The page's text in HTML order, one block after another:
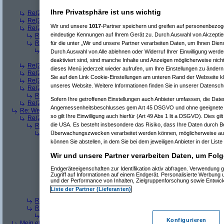
Re(2): Welches ETWAS hab ihr bekommen..(q.e.d.
Re(2): Welches ETWAS hab ihr bekommen..
Re(2): Welches ETWAS hab ihr bekommen.. (bart99am 23.12.2008,
Re(3): Welches ETWAS hab ihr bekommen..(playazam 23.12.2008,
Re(3): Welches ETWAS hab ihr bekommen..(monster23am
Re(4): Welches ETWAS hab ihr bekommen..(bart99am
Re(5): Welches ETWAS hab ihr bekommen..(monster23am
Re(2): Welches ETWAS hab ihr bekommen..
female
am 23.12.2008,
Re(2): Welches ETWAS hab ihr bekommen..
am
Re(2): Welches ETWAS hab ihr bekommen..(playaz am 23.12.2008,
Re(2): Welches ETWAS hab ihr bekommen.. (Ardjanam 23.12.2008,
Re(3): Welches ETWAS hab ihr bekommen.. ( monster23
am
Re(2): Welches ETWAS hab ihr bekommen..(User284 am 23.12.2008,
Re: Welches ETWAS hab ihr bekommen..(Diallam 23.12.2008, 09:01:20)
Re(2): Welches ETWAS hab ihr bekommen..(ddrobescham
Re(3): Welches ETWAS hab ihr bekommen..(q.e.d. am 23.12.2008,
Re(4): Welches ETWAS hab ihr bekommen..(Games2Gameam
Re(5): Welches ETWAS hab ihr bekommen..( ddrobescham
Re(5): Welches ETWAS hab ihr bekommen.. (q.e.d.am
Re(7): Welches ETWAS hab ihr bekommen..( q.e.d.am
Re(8): Welches ETWAS hab ihr bekommen..(
Re(9): Welches ETWAS hab ihr bekommen..
Re(5): Welches ETWAS hab ihr bekommen..
Re(3): Welches ETWAS hab ihr bekommen..
Re(3): Welches ETWAS hab ihr bekommen..
Ihre Privatsphäre ist uns wichtig
Wir und unsere 1017-Partner speichern und greifen auf
eindeutige Kennungen auf Ihrem Gerät zu. Durch Auswahl von
für die unter „Wir und unsere Partner verarbeiten Daten, um Ihnen
Durch Auswahl von Alle ablehnen oder Widerruf Ihrer Einwilligung
deaktiviert sind, sind manche Inhalte und Anzeigen möglicherweise
dieses Menü jederzeit wieder aufrufen, um Ihre Einstellungen zu
Sie auf den Link Cookie-Einstellungen am unteren Rand der Webseite
unseres Website. Weitere Informationen finden Sie in unserer
Sofern Ihre getroffenen Einstellungen auch Anbieter umfassen, die
Angemessenheitsbeschlusses gem Art 45 DSGVO und ohne
so gilt Ihre Einwilligung auch hierfür (Art 49 Abs 1 lit a DSGVO). Dies
die USA. Es besteht insbesondere das Risiko, dass Ihre Daten durch
Überwachungszwecken verarbeitet werden können, möglicherweise
können Sie abstellen, in dem Sie bei dem jeweiligen Anbieter in der
Wir und unsere Partner verarbeiten Daten, um
Endgeräteeigenschaften zur Identifikation aktiv abfragen. Verwendung
Zugriff auf Informationen auf einem Endgerät. Personalisierte Werbung
und der Performance von Inhalten, Zielgruppenforschung sowie
Liste der Partner (Lieferanten)
Konfigurieren